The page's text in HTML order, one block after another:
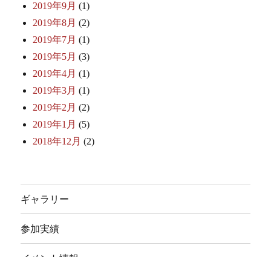
2019年9月 (1)
2019年8月 (2)
2019年7月 (1)
2019年5月 (3)
2019年4月 (1)
2019年3月 (1)
2019年2月 (2)
2019年1月 (5)
2018年12月 (2)
ギャラリー
参加実績